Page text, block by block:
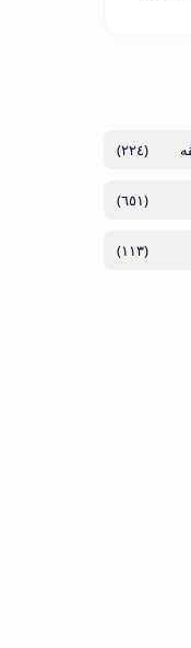
(٢٢٤)
(٦٥١)
(١١٣)